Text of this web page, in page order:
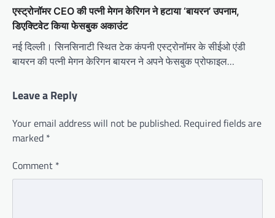
एस्ट्रोनॉमर CEO की पत्नी मेगन केरिगन ने हटाया ‘बायरन’ उपनाम,
डिएक्टिवेट किया फेसबुक अकाउंट
नई दिल्ली। सिनसिनाटी स्थित टेक कंपनी एस्ट्रोनॉमर के सीईओ एंडी
बायरन की पत्नी मेगन केरिगन बायरन ने अपने फेसबुक प्रोफाइल…
Leave a Reply
Your email address will not be published. Required fields are
marked *
Comment *